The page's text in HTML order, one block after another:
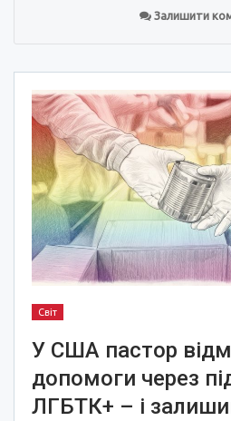
Залишити
Світ
У США пастор
допомоги через
ЛГБТК+ – і